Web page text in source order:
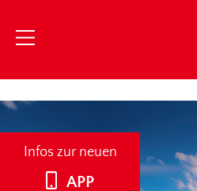
Infos zur neuen
APP